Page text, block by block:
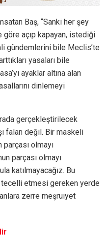
Baş, “Sanki her şey
açıp kapayan, istediği
gündemlerini bile Meclis’te
yasaları bile
ayaklar altına alan
dinlemeyi
gerçekleştirilecek
falan değil. Bir maskeli
olmayı
parçası olmayı
katılmayacağız. Bu
tecelli etmesi gereken yerde
zerre meşruiyet